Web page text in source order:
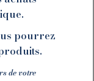
pourrez
de votre